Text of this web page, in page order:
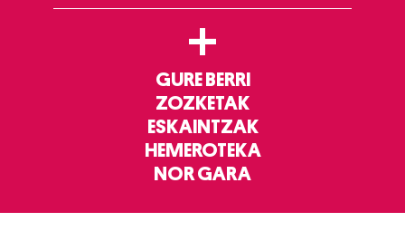
+
GURE BERRI
ZOZKETAK
ESKAINTZAK
HEMEROTEKA
NOR GARA